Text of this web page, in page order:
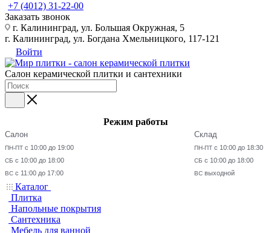
+7 (4012) 31-22-00
Заказать звонок
г. Калининград, ул. Большая Окружная, 5
г. Калининград, ул. Богдана Хмельницкого, 117-121
Войти
Салон керамической плитки и сантехники
Режим работы
Салон
ПН-ПТ с 10:00 до 19:00
СБ с 10:00 до 18:00
ВС с 11:00 до 17:00
Склад
ПН-ПТ с 10:00 до 18:30
СБ с 10:00 до 18:00
ВС выходной
Каталог
Плитка
Напольные покрытия
Сантехника
Мебель для ванной